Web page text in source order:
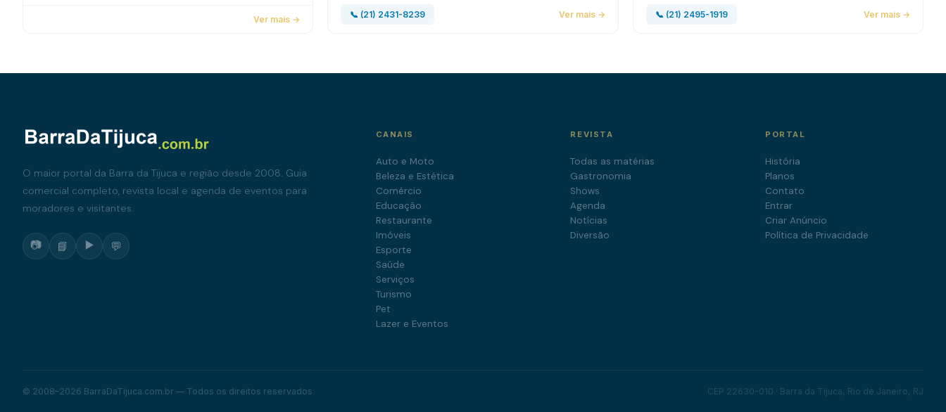
Ver mais → 📞 (21) 2431-8239 Ver mais → 📞 (21) 2495-1919 Ver mais →
O maior portal da Barra da Tijuca e região desde 2008. Guia
comercial completo, revista local e agenda de eventos para
moradores e visitantes.
📷 📘 ▶️ 💬
CANAIS
Auto e Moto
Beleza e Estética
Comércio
Educação
Restaurante
Imóveis
Esporte
Saúde
Serviços
Turismo
Pet
Lazer e Eventos
REVISTA
Todas as matérias
Gastronomia
Shows
Agenda
Notícias
Diversão
PORTAL
História
Planos
Contato
Entrar
Criar Anúncio
Política de Privacidade
© 2008–2026 BarraDaTijuca.com.br — Todos os direitos reservados CEP 22630-010 · Barra da Tijuca, Rio de Janeiro, RJ